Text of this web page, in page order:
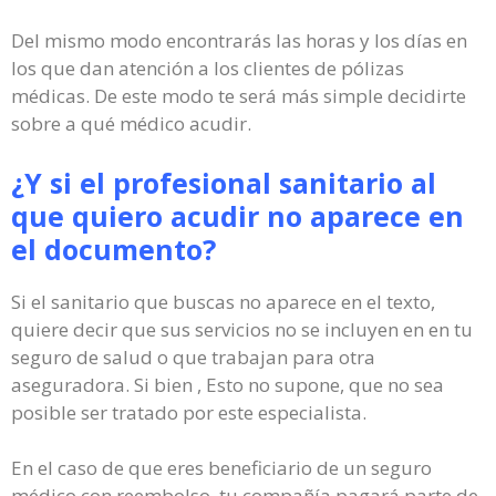
Del mismo modo encontrarás las horas y los días en
los que dan atención a los clientes de pólizas
médicas. De este modo te será más simple decidirte
sobre a qué médico acudir.
¿Y si el profesional sanitario al
que quiero acudir no aparece en
el documento?
Si el sanitario que buscas no aparece en el texto,
quiere decir que sus servicios no se incluyen en en tu
seguro de salud o que trabajan para otra
aseguradora. Si bien , Esto no supone, que no sea
posible ser tratado por este especialista.
En el caso de que eres beneficiario de un seguro